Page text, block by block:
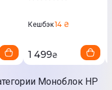
Кешбэк14 ₴
1 499₴
Моноблок HP